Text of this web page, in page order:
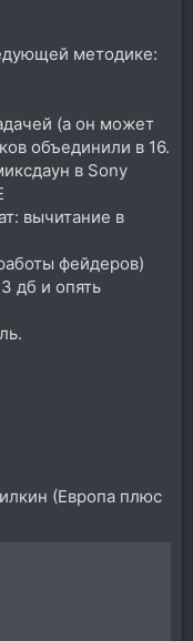
методике:
(а он может
объединили в 16.
в Sony
вычитание в
фейдеров)
дб и опять
(Европа плюс